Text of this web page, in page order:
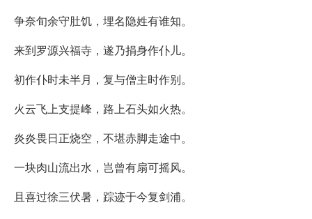
争奈旬余守肚饥，埋名隐姓有谁知。
来到罗源兴福寺，遂乃捐身作仆儿。
初作仆时未半月，复与僧主时作别。
火云飞上支提峰，路上石头如火热。
炎炎畏日正烧空，不堪赤脚走途中。
一块肉山流出水，岂曾有扇可摇风。
且喜过徐三伏暑，踪迹于今复剑浦。